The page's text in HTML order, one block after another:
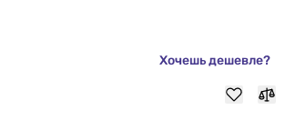
Хочешь дешевле?